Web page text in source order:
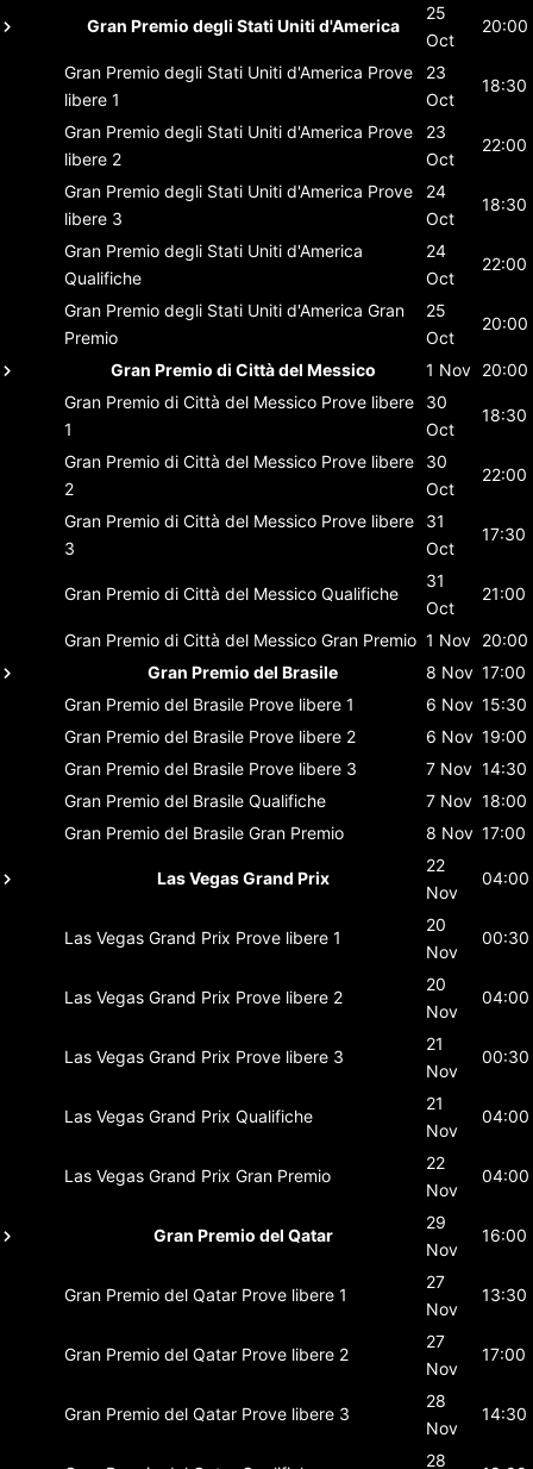
Gran Premio degli Stati Uniti d'America
25
Oct
20:00
Gran Premio degli Stati Uniti d'America Prove
libere 1
23
Oct
18:30
Gran Premio degli Stati Uniti d'America Prove
libere 2
23
Oct
22:00
Gran Premio degli Stati Uniti d'America Prove
libere 3
24
Oct
18:30
Gran Premio degli Stati Uniti d'America
Qualifiche
24
Oct
22:00
Gran Premio degli Stati Uniti d'America Gran
Premio
25
Oct
20:00
Gran Premio di Città del Messico 1 Nov 20:00
Gran Premio di Città del Messico Prove libere
1
30
Oct
18:30
Gran Premio di Città del Messico Prove libere
2
30
Oct
22:00
Gran Premio di Città del Messico Prove libere
3
31
Oct
17:30
Gran Premio di Città del Messico Qualifiche
31
Oct
21:00
Gran Premio di Città del Messico Gran Premio 1 Nov 20:00
Gran Premio del Brasile
8 Nov 17:00
Gran Premio del Brasile Prove libere 1 6 Nov 15:30
Gran Premio del Brasile Prove libere 2 6 Nov 19:00
Gran Premio del Brasile Prove libere 3 7 Nov 14:30
Gran Premio del Brasile Qualifiche 7 Nov 18:00
Gran Premio del Brasile Gran Premio 8 Nov 17:00
Las Vegas Grand Prix
22
Nov
04:00
Las Vegas Grand Prix Prove libere 1
20
Nov
00:30
Las Vegas Grand Prix Prove libere 2
20
Nov
04:00
Las Vegas Grand Prix Prove libere 3
21
Nov
00:30
Las Vegas Grand Prix Qualifiche
21
Nov
04:00
Las Vegas Grand Prix Gran Premio
22
Nov
04:00
Gran Premio del Qatar
29
Nov
16:00
Gran Premio del Qatar Prove libere 1
27
Nov
13:30
Gran Premio del Qatar Prove libere 2
27
Nov
17:00
Gran Premio del Qatar Prove libere 3
28
Nov
14:30
28